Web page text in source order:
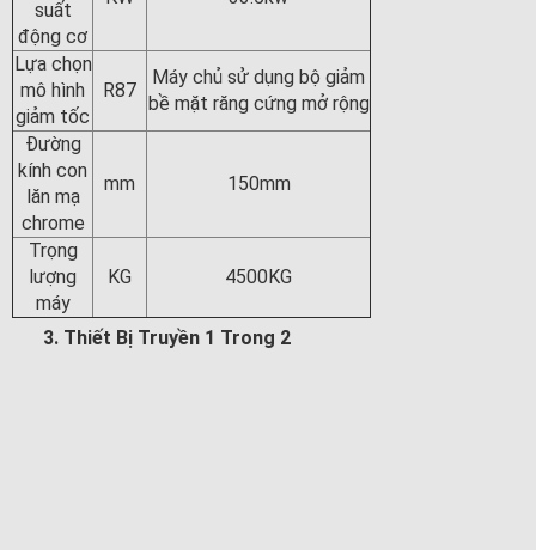
suất
động cơ
Lựa chọn
mô hình
giảm tốc
R87
Máy chủ sử dụng bộ giảm
bề mặt răng cứng mở rộng
Đường
kính con
lăn mạ
chrome
mm 150mm
Trọng
lượng
máy
KG 4500KG
3. Thiết Bị Truyền 1 Trong 2